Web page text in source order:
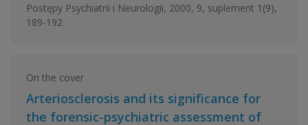
Postępy Psychiatrii i Neurologii, 2000, 9, suplement 1(9),
189-192
On the cover
Arteriosclerosis and its significance for
the forensic-psychiatric assessment of